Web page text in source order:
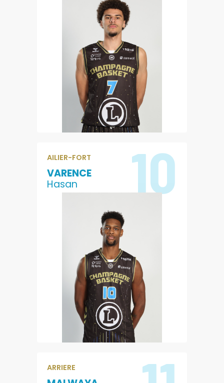
POINTS REBONDS
0
PASSES
0.6
EVALUATION
AILIER-FORT
VARENCE
Hasan
10
POINTS REBONDS
1.2
PASSES
12.8
EVALUATION
ARRIERE